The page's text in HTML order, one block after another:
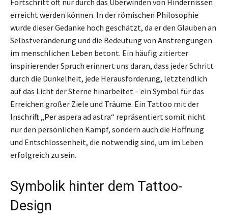
Fortschritt oft nur durch das Überwinden von Hindernissen
erreicht werden können. In der römischen Philosophie
wurde dieser Gedanke hoch geschätzt, da er den Glauben an
Selbstveränderung und die Bedeutung von Anstrengungen
im menschlichen Leben betont. Ein häufig zitierter
inspirierender Spruch erinnert uns daran, dass jeder Schritt
durch die Dunkelheit, jede Herausforderung, letztendlich
auf das Licht der Sterne hinarbeitet – ein Symbol für das
Erreichen großer Ziele und Träume. Ein Tattoo mit der
Inschrift „Per aspera ad astra“ repräsentiert somit nicht
nur den persönlichen Kampf, sondern auch die Hoffnung
und Entschlossenheit, die notwendig sind, um im Leben
erfolgreich zu sein.
Symbolik hinter dem Tattoo-
Design